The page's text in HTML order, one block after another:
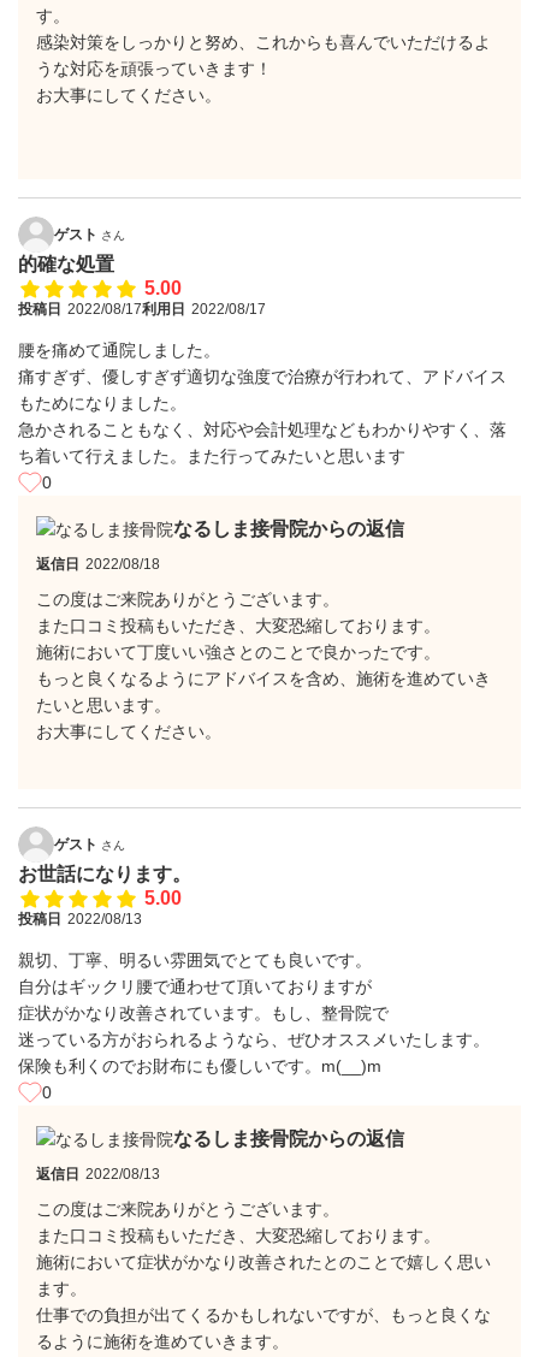
す。
感染対策をしっかりと努め、これからも喜んでいただけるよ
うな対応を頑張っていきます！
お大事にしてください。
ゲスト さん
的確な処置
5.00
投稿日 2022/08/17利用日 2022/08/17
腰を痛めて通院しました。
痛すぎず、優しすぎず適切な強度で治療が行われて、アドバイス
もためになりました。
急かされることもなく、対応や会計処理などもわかりやすく、落
ち着いて行えました。また行ってみたいと思います
0
なるしま接骨院からの返信
返信日 2022/08/18
この度はご来院ありがとうございます。
また口コミ投稿もいただき、大変恐縮しております。
施術において丁度いい強さとのことで良かったです。
もっと良くなるようにアドバイスを含め、施術を進めていき
たいと思います。
お大事にしてください。
ゲスト さん
お世話になります。
5.00
投稿日 2022/08/13
親切、丁寧、明るい雰囲気でとても良いです。
自分はギックリ腰で通わせて頂いておりますが
症状がかなり改善されています。もし、整骨院で
迷っている方がおられるようなら、ぜひオススメいたします。
保険も利くのでお財布にも優しいです。m(__)m
0
なるしま接骨院からの返信
返信日 2022/08/13
この度はご来院ありがとうございます。
また口コミ投稿もいただき、大変恐縮しております。
施術において症状がかなり改善されたとのことで嬉しく思い
ます。
仕事での負担が出てくるかもしれないですが、もっと良くな
るように施術を進めていきます。